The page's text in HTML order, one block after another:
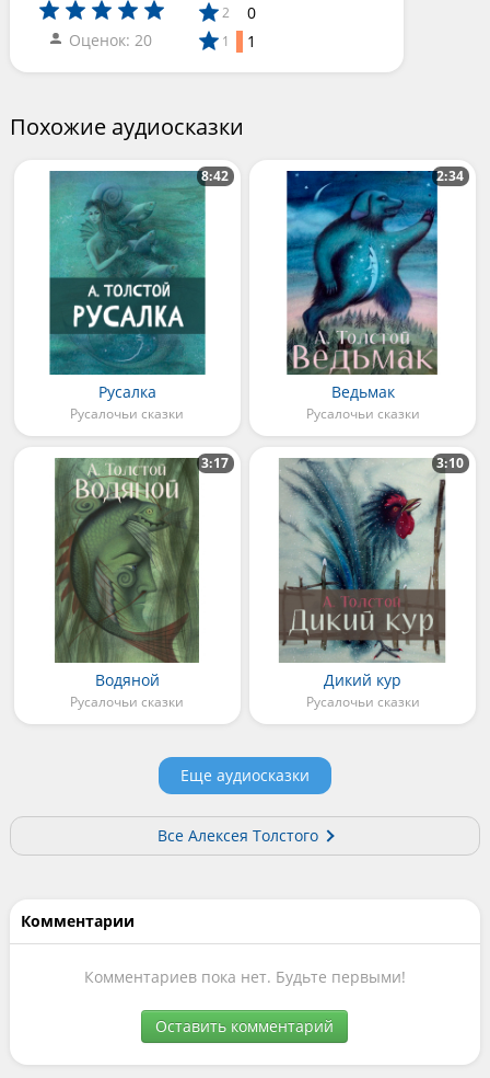
Оценок: 20
2 0
1 1
Похожие аудиосказки
Русалка
Русалочьи сказки
8:42
Ведьмак
Русалочьи сказки
2:34
Водяной
Русалочьи сказки
3:17
Дикий кур
Русалочьи сказки
3:10
Еще аудиосказки
Все Алексея Толстого
Комментарии
Комментариев пока нет. Будьте первыми!
Оставить комментарий